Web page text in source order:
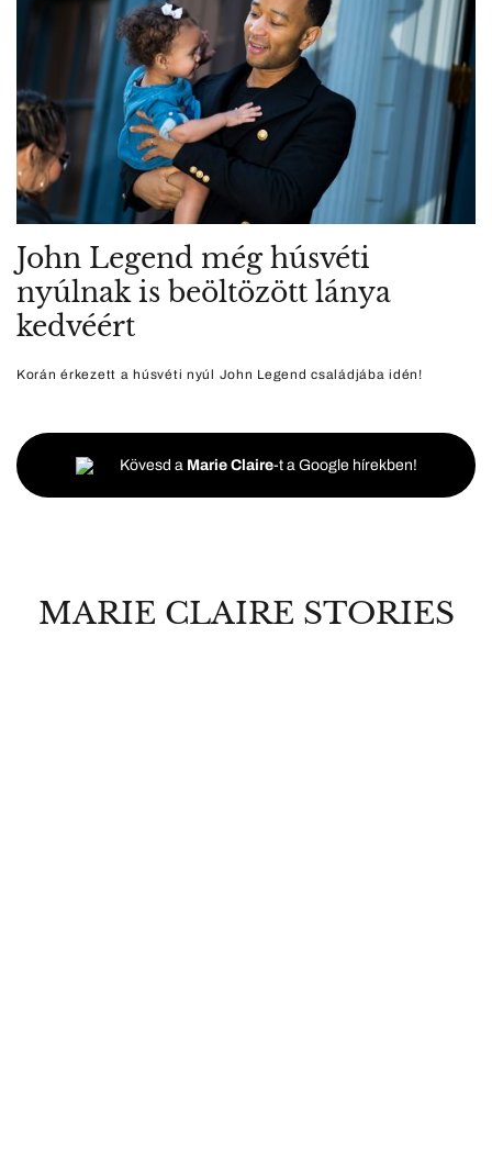
John Legend még húsvéti
nyúlnak is beöltözött lánya
kedvéért
Korán érkezett a húsvéti nyúl John Legend családjába idén!
Kövesd a Marie Claire-t a Google hírekben!
MARIE CLAIRE STORIES